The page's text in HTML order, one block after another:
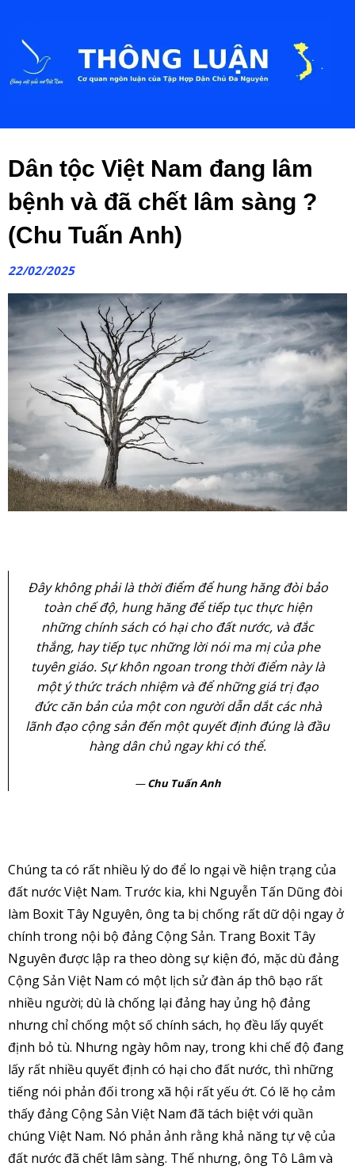
Dân tộc Việt Nam đang lâm
bệnh và đã chết lâm sàng ?
(Chu Tuấn Anh)
22/02/2025
Đây không phải là thời điểm để hung hăng đòi bảo
toàn chế độ, hung hăng để tiếp tục thực hiện
những chính sách có hại cho đất nước, và đắc
thắng, hay tiếp tục những lời nói ma mị của phe
tuyên giáo. Sự khôn ngoan trong thời điểm này là
một ý thức trách nhiệm và để những giá trị đạo
đức căn bản của một con người dẫn dắt các nhà
lãnh đạo cộng sản đến một quyết định đúng là đầu
hàng dân chủ ngay khi có thể.
Chu Tuấn Anh
Chúng ta có rất nhiều lý do để lo ngại về hiện trạng của
đất nước Việt Nam. Trước kia, khi Nguyễn Tấn Dũng đòi
làm Boxit Tây Nguyên, ông ta bị chống rất dữ dội ngay ở
chính trong nội bộ đảng Cộng Sản. Trang Boxit Tây
Nguyên được lập ra theo dòng sự kiện đó, mặc dù đảng
Cộng Sản Việt Nam có một lịch sử đàn áp thô bạo rất
nhiều người; dù là chống lại đảng hay ủng hộ đảng
nhưng chỉ chống một số chính sách, họ đều lấy quyết
định bỏ tù. Nhưng ngày hôm nay, trong khi chế độ đang
lấy rất nhiều quyết định có hại cho đất nước, thì những
tiếng nói phản đối trong xã hội rất yếu ớt. Có lẽ họ cảm
thấy đảng Cộng Sản Việt Nam đã tách biệt với quần
chúng Việt Nam. Nó phản ảnh rằng khả năng tự vệ của
đất nước đã chết lâm sàng. Thế nhưng, ông Tô Lâm và